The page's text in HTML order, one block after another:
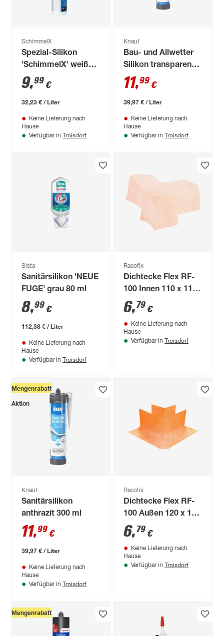
SchimmelX
Spezial-Silikon
'SchimmelX' weiß
310 ml
9,99 €
32,23 € / Liter
Keine Lieferung nach
Hause
Verfügbar in Troisdorf
Knauf
Bau- und Allwetter
Silikon transparent
300 ml
11,99 €
39,97 € / Liter
Keine Lieferung nach
Hause
Verfügbar in Troisdorf
Sista
Sanitärsilikon 'NEUE
FUGE' grau 80 ml
8,99 €
112,38 € / Liter
Keine Lieferung nach
Hause
Verfügbar in Troisdorf
Racofix
Dichtecke Flex RF-
100 Innen 110 x 110
mm
6,79 €
Keine Lieferung nach
Hause
Verfügbar in Troisdorf
Mengenrabatt
Aktion
Knauf
Sanitärsilikon
anthrazit 300 ml
11,99 €
39,97 € / Liter
Keine Lieferung nach
Hause
Verfügbar in Troisdorf
Racofix
Dichtecke Flex RF-
100 Außen 120 x 120
mm
6,79 €
Keine Lieferung nach
Hause
Verfügbar in Troisdorf
Mengenrabatt